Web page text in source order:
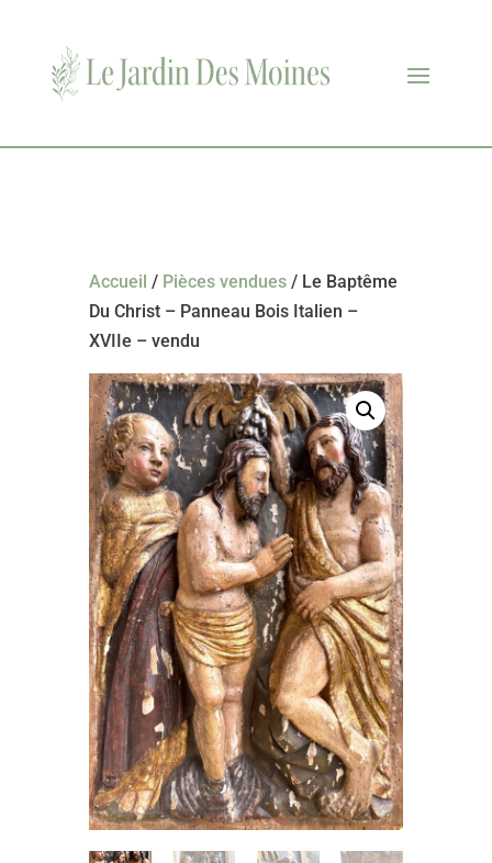
Accueil / Pièces vendues/ Le Baptême
Du Christ – Panneau Bois Italien –
XVIIe – vendu